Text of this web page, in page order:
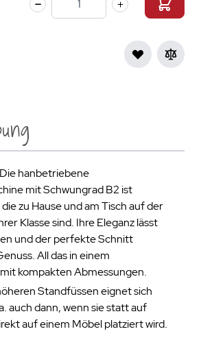
Menge
hanbetriebene
mit Schwungrad B2 ist
zu Hause und am Tisch auf der
Klasse sind. Ihre Eleganz lässt
und der perfekte Schnitt
All das in einem
kompakten Abmessungen.
Standfüssen eignet sich
auch dann, wenn sie statt auf
auf einem Möbel platziert wird.